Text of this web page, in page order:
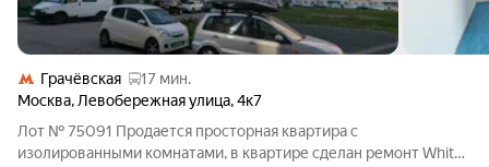
Грачёвская
17 мин.
Москва, Левобережная улица,4к7
Лот № 75091 Продается просторная квартира с
изолированными комнатами, в квартире сделан ремонт White